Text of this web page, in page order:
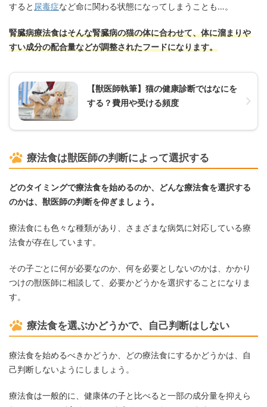
すると 尿毒症など命に関わる状態になってしまうことも…。
腎臓病療法食はそんな腎臓病の猫の体に合わせて、体に溜まりや
すい成分の配合量などが調整されたフードになります。
【獣医師執筆】猫の健康診断ではなにを
する？費用や受ける頻度
療法食は獣医師の判断によって選択する
どのタイミングで療法食を始めるのか、どんな療法食を選択する
のかは、獣医師の判断を仰ぎましょう。
療法食にも色々な種類があり、さまざまな病気に対応している療
法食が存在しています。
その子ごとに何が必要なのか、何を必要としないのかは、かかり
つけの獣医師に相談して、必要かどうかを選択することになりま
す。
療法食を選ぶかどうかで、自己判断はしない
療法食を始めるべきかどうか、どの療法食にするかどうかは、自
己判断しないようにしましょう。
療法食は一般的に、健康体の子と比べると一部の成分量を抑えら